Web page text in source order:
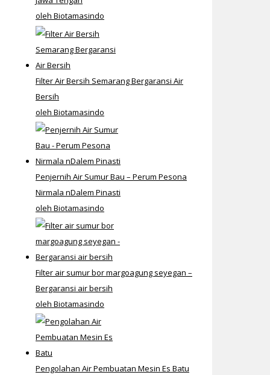
oleh Biotamasindo
Filter Air Bersih Semarang Bergaransi Air
Bersih
oleh Biotamasindo
Penjernih Air Sumur Bau – Perum Pesona
Nirmala nDalem Pinasti
oleh Biotamasindo
Filter air sumur bor margoagung seyegan –
Bergaransi air bersih
oleh Biotamasindo
Pengolahan Air Pembuatan Mesin Es Batu